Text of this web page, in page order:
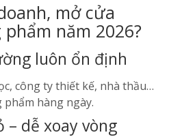
mở cửa
năm 2026?
luôn ổn định
công ty thiết kế, nhà thầu…
phẩm hàng ngày.
– dễ xoay vòng